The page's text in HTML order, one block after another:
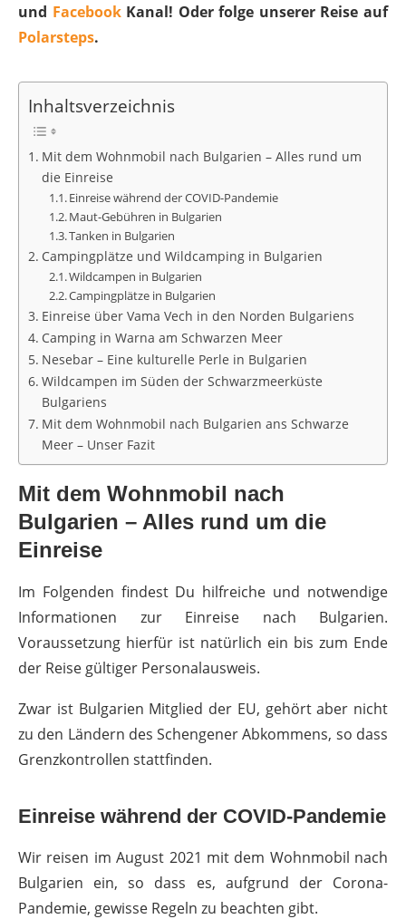
und FacebookKanal! Oder folge unserer Reise auf
Polarsteps.
Inhaltsverzeichnis
Mit dem Wohnmobil nach Bulgarien – Alles rund um
die Einreise
Einreise während der COVID-Pandemie
Maut-Gebühren in Bulgarien
Tanken in Bulgarien
Campingplätze und Wildcamping in Bulgarien
Wildcampen in Bulgarien
Campingplätze in Bulgarien
Einreise über Vama Vech in den Norden Bulgariens
Camping in Warna am Schwarzen Meer
Nesebar – Eine kulturelle Perle in Bulgarien
Wildcampen im Süden der Schwarzmeerküste
Bulgariens
Mit dem Wohnmobil nach Bulgarien ans Schwarze
Meer – Unser Fazit
Mit dem Wohnmobil nach
Bulgarien – Alles rund um die
Einreise
Im Folgenden findest Du hilfreiche und notwendige
Informationen zur Einreise nach Bulgarien.
Voraussetzung hierfür ist natürlich ein bis zum Ende
der Reise gültiger Personalausweis.
Zwar ist Bulgarien Mitglied der EU, gehört aber nicht
zu den Ländern des Schengener Abkommens, so dass
Grenzkontrollen stattfinden.
Einreise während der COVID-Pandemie
Wir reisen im August 2021 mit dem Wohnmobil nach
Bulgarien ein, so dass es, aufgrund der Corona-
Pandemie, gewisse Regeln zu beachten gibt.